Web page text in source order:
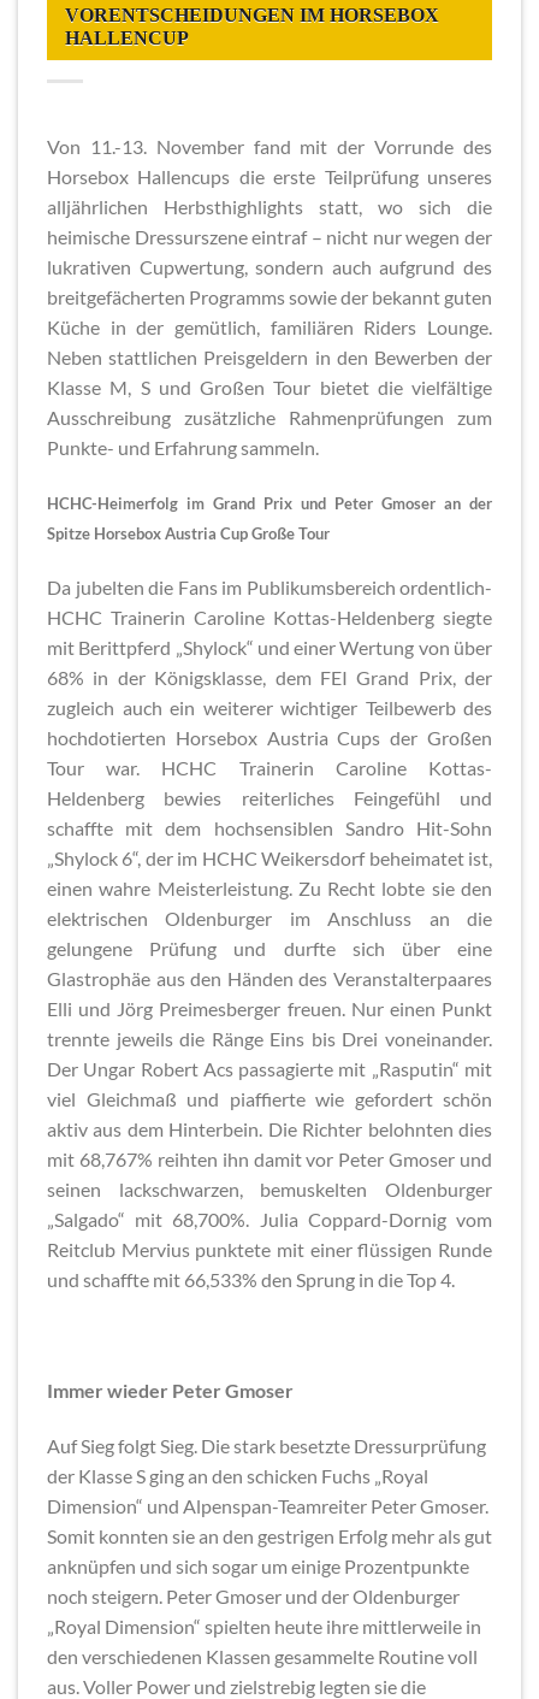
VORENTSCHEIDUNGEN IM HORSEBOX
HALLENCUP
Von 11.-13. November fand mit der Vorrunde des
Horsebox Hallencups die erste Teilprüfung unseres
alljährlichen Herbsthighlights statt, wo sich die
heimische Dressurszene eintraf – nicht nur wegen der
lukrativen Cupwertung, sondern auch aufgrund des
breitgefächerten Programms sowie der bekannt guten
Küche in der gemütlich, familiären Riders Lounge.
Neben stattlichen Preisgeldern in den Bewerben der
Klasse M, S und Großen Tour bietet die vielfältige
Ausschreibung zusätzliche Rahmenprüfungen zum
Punkte- und Erfahrung sammeln.
HCHC-Heimerfolg im Grand Prix und Peter Gmoser an der
Spitze Horsebox Austria Cup Große Tour
Da jubelten die Fans im Publikumsbereich ordentlich-
HCHC Trainerin Caroline Kottas-Heldenberg siegte
mit Berittpferd „Shylock“ und einer Wertung von über
68% in der Königsklasse, dem FEI Grand Prix, der
zugleich auch ein weiterer wichtiger Teilbewerb des
hochdotierten Horsebox Austria Cups der Großen
Tour war. HCHC Trainerin Caroline Kottas-
Heldenberg bewies reiterliches Feingefühl und
schaffte mit dem hochsensiblen Sandro Hit-Sohn
„Shylock 6“, der im HCHC Weikersdorf beheimatet ist,
einen wahre Meisterleistung. Zu Recht lobte sie den
elektrischen Oldenburger im Anschluss an die
gelungene Prüfung und durfte sich über eine
Glastrophäe aus den Händen des Veranstalterpaares
Elli und Jörg Preimesberger freuen. Nur einen Punkt
trennte jeweils die Ränge Eins bis Drei voneinander.
Der Ungar Robert Acs passagierte mit „Rasputin“ mit
viel Gleichmaß und piaffierte wie gefordert schön
aktiv aus dem Hinterbein. Die Richter belohnten dies
mit 68,767% reihten ihn damit vor Peter Gmoser und
seinen lackschwarzen, bemuskelten Oldenburger
„Salgado“ mit 68,700%. Julia Coppard-Dornig vom
Reitclub Mervius punktete mit einer flüssigen Runde
und schaffte mit 66,533% den Sprung in die Top 4.
Immer wieder Peter Gmoser
Auf Sieg folgt Sieg. Die stark besetzte Dressurprüfung
der Klasse S ging an den schicken Fuchs „Royal
Dimension“ und Alpenspan-Teamreiter Peter Gmoser.
Somit konnten sie an den gestrigen Erfolg mehr als gut
anknüpfen und sich sogar um einige Prozentpunkte
noch steigern. Peter Gmoser und der Oldenburger
„Royal Dimension“ spielten heute ihre mittlerweile in
den verschiedenen Klassen gesammelte Routine voll
aus. Voller Power und zielstrebig legten sie die